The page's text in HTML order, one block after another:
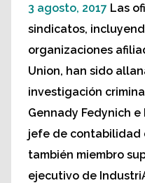
3 agosto, 2017 Las
sindicatos,
organizaciones
Union, han sido
investigación
Gennady Fedynich
jefe de contabilidad
también miembro
ejecutivo de